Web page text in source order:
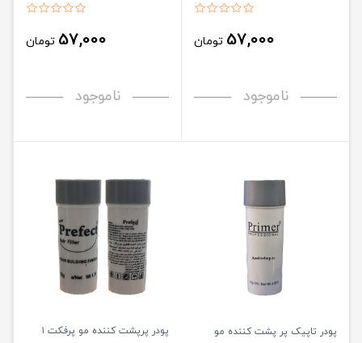
57,000 تومان
ناموجود
57,000 تومان
ناموجود
پودر تاپیک پر پشت کننده مو
پودر پرپشت کننده مو پرفکت ۱